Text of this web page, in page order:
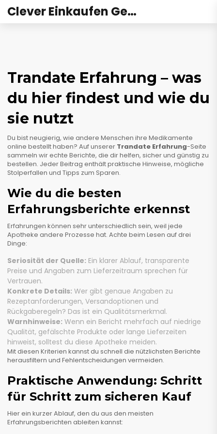
Clever Einkaufen Gesundheit
Trandate Erfahrung – was
du hier findest und wie du
sie nutzt
Du bist neugierig, wie andere Menschen ihre Medikamente
online bestellt haben? Auf unserer Trandate Erfahrung-Seite
sammeln wir echte Berichte, die dir helfen, sicher und günstig zu
bestellen. Jeder Beitrag enthält praktische Hinweise, mögliche
Stolperfallen und Tipps zum Sparen.
Wie du die besten
Erfahrungsberichte erkennst
Erfahrungen können sehr unterschiedlich sein, weil jede
Apotheke andere Prozesse hat. Achte beim Lesen auf drei
Dinge:
Seriosität der Quelle: Ein klarer Ablauf, transparente
Preise und Angaben zum Lieferzeitraum sprechen für
Vertrauen.
Konkrete Details: Wer gibt genaue Angaben zu
Rezeptanforderungen, Versandoptionen und
Rückgaberegeln? Das ist ein Qualitätsmerkmal.
Warnhinweise: Wenn ein Bericht mehrfach auf niedrige
Qualität, gefälschte Produkte oder lange Lieferzeiten
hinweist, solltest du diese Apotheke meiden.
Mit diesen Kriterien kannst du schnell die nützlichsten Berichte
herausfiltern und Fehlentscheidungen vermeiden.
Praktische Anwendung: Schritt
für Schritt zum sicheren Kauf
Hier ein kurzer Ablauf, den du aus den meisten
Erfahrungsberichten ableiten kannst: